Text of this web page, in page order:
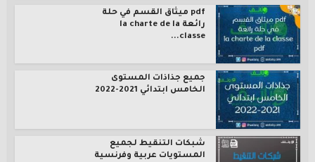
pdf ميثاق القسم في حلة
رائعة la charte de la
classe...
جميع جذاذات المستوى
الخامس ابتدائي 2021-2022
شبكات التنقيط لجميع
المستويات عربية وفرنسية